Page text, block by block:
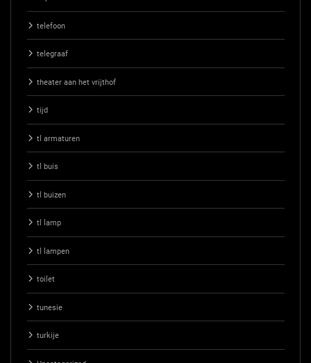
telefoon
telegraaf
theater aan het vrijthof
tijd
tl armaturen
tl buis
tl buizen
tl lamp
tl lampen
toilet
tunesie
turkije